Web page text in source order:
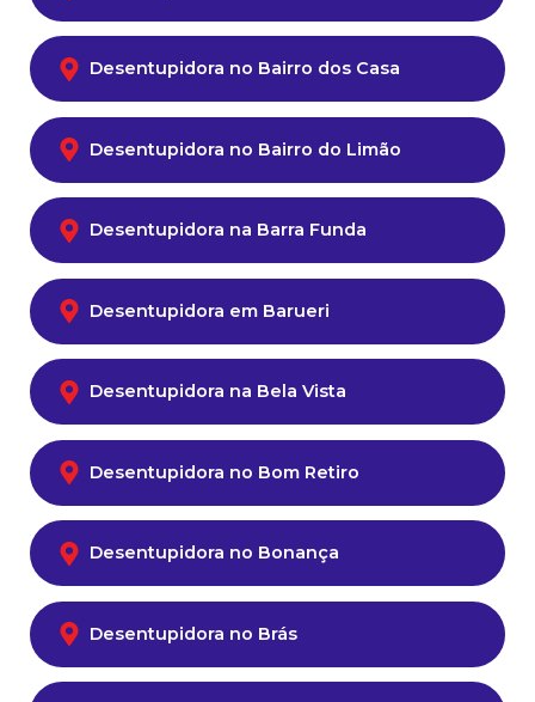
Desentupidora no Bairro dos Casa
Desentupidora no Bairro do Limão
Desentupidora na Barra Funda
Desentupidora em Barueri
Desentupidora na Bela Vista
Desentupidora no Bom Retiro
Desentupidora no Bonança
Desentupidora no Brás